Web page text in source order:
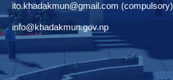
ito.khadakmun@gmail.com (compulsory)
info@khadakmun.gov.np